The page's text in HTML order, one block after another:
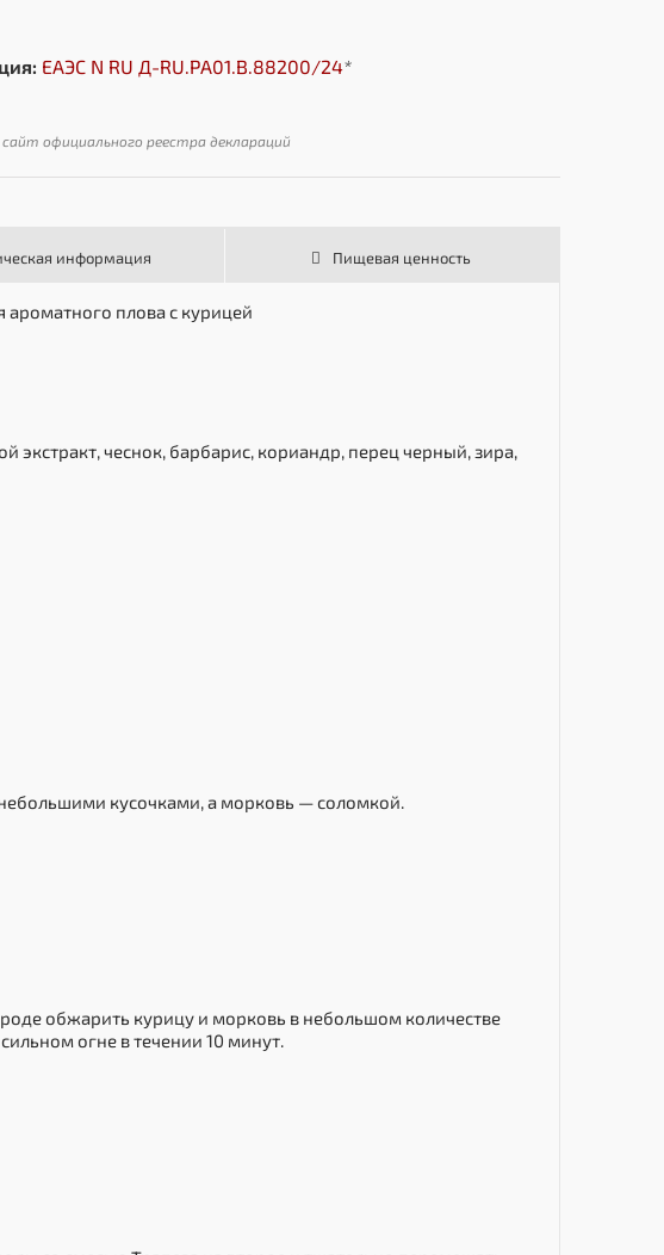
ЕАЭС N RU Д-RU.РА01.В.88200/24*
официального реестра деклараций
информация Пищевая ценность
ароматного плова с курицей
экстракт, чеснок, барбарис, кориандр, перец черный, зира,
кусочками, а морковь — соломкой.
обжарить курицу и морковь в небольшом количестве
огне в течении 10 минут.